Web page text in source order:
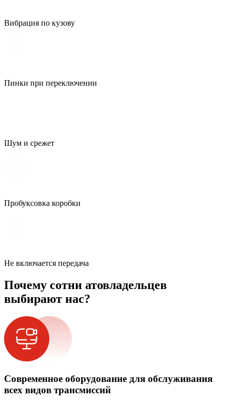
Вибрация по кузову
Пинки при переключении
Шум и срежет
Пробуксовка коробки
Не включается передача
Почему сотни атовладельцев
выбирают нас?
Современное оборудование для обслуживания
всех видов трансмиссий